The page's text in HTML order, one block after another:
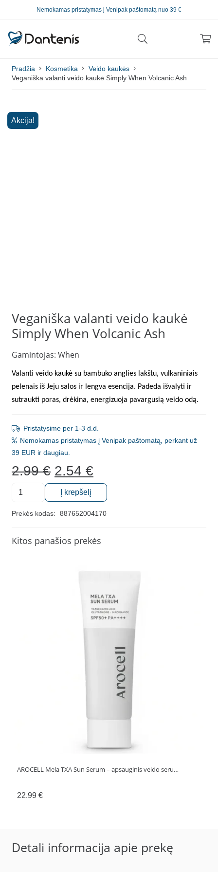
Nemokamas pristatymas į Venipak paštomatą nuo 39 €
Pradžia Kosmetika
Veido kaukės
Veganiška valanti veido kaukė Simply When Volcanic Ash
Akcija!
Veganiška valanti veido kaukė
Simply When Volcanic Ash
Gamintojas: When
Valanti veido kaukė su bambuko anglies lakštu, vulkaniniais
pelenais iš Jeju salos ir lengva esencija. Padeda išvalyti ir
sutraukti poras, drėkina, energizuoja pavargusią veido odą.
Pristatysime per 1-3 d.d.
Nemokamas pristatymas į Venipak paštomatą, perkant už
39 EUR ir daugiau.
2.99€ Original
price
was:
2.99 €.
2.54 €
price
is:
2.54 €.
produkto
Veganiška
veido
Į krepšelį
Prekės kodas: 887652004170
Kitos panašios prekės
AROCELL Mela TXA Sun Serum – apsauginis veido seru…
22.99 €
Detali informacija apie prekę